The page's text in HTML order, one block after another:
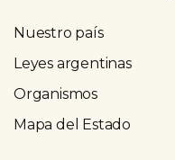
Nuestro país
Leyes argentinas
Organismos
Mapa del Estado